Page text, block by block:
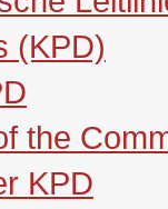
(KPD)
the
KPD